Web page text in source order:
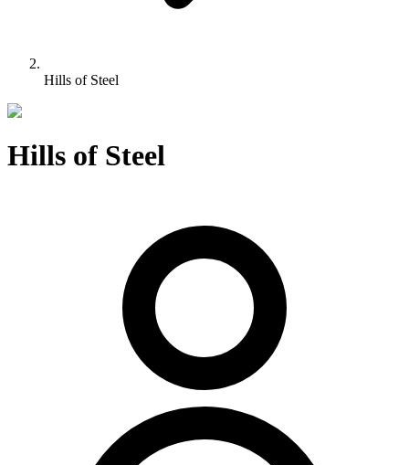
Hills of Steel
Hills of Steel